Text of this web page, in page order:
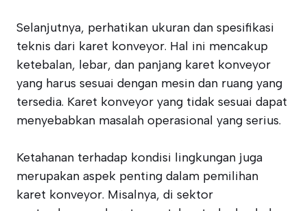
Selanjutnya, perhatikan ukuran dan spesifikasi
teknis dari karet konveyor. Hal ini mencakup
ketebalan, lebar, dan panjang karet konveyor
yang harus sesuai dengan mesin dan ruang yang
tersedia. Karet konveyor yang tidak sesuai dapat
menyebabkan masalah operasional yang serius.
Ketahanan terhadap kondisi lingkungan juga
merupakan aspek penting dalam pemilihan
karet konveyor. Misalnya, di sektor